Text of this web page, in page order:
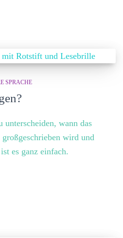
SPRACHE
unterscheiden, wann das
wird und
es ganz einfach.